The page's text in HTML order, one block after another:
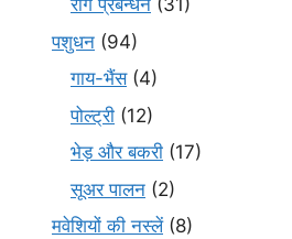
रोग प्रबन्धन (31)
पशुधन (94)
गाय-भैंस(4)
पोल्ट्री (12)
भेड़ और बकरी (17)
सूअर पालन (2)
मवेशियों की नस्लें(8)